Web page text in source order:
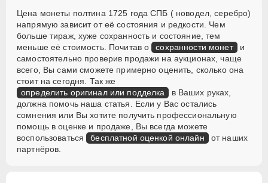
Цена монеты полтина 1725 года СПБ ( новодел, серебро)
напрямую зависит от её состояния и редкости. Чем
больше тираж, хуже сохранность и состояние, тем
меньше её стоимость. Почитав о сохранности монет и
самостоятельно проверив продажи на аукционах, чаще
всего, Вы сами сможете примерно оценить, сколько она
стоит на сегодня. Так же
определить оригинал или подделка
в Ваших руках,
должна помочь наша статья. Если у Вас остались
сомнения или Вы хотите получить профессиональную
помощь в оценке и продаже, Вы всегда можете
воспользоваться бесплатной оценкой онлайн от наших
партнёров.